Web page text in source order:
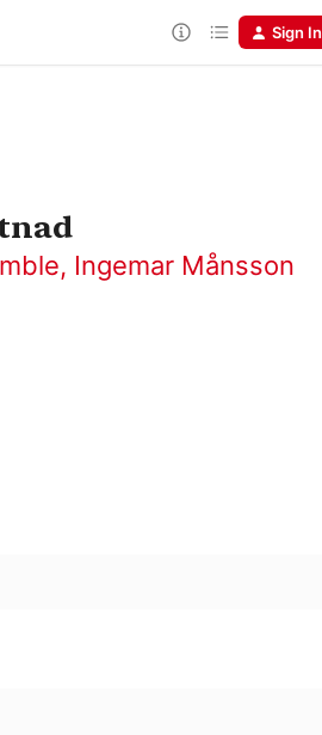
Sign In
, Ingemar Månsson